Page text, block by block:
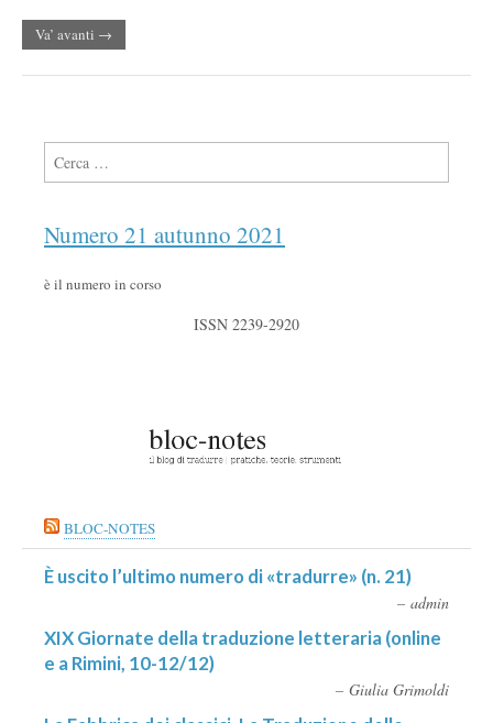
Va’ avanti →
Ricerca per:
Numero 21 autunno 2021
è il numero in corso
ISSN 2239-2920
BLOC-NOTES
È uscito l’ultimo numero di «tradurre» (n. 21)
admin
XIX Giornate della traduzione letteraria (online
e a Rimini, 10-12/12)
Giulia Grimoldi